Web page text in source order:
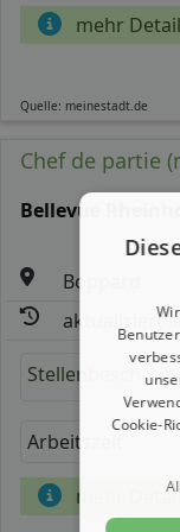
mehr
Quelle: meinestadt.de
Chef de partie
Bellevue
Boppard
aktualisiert
Arbeitszeit
mehr
Cookie-